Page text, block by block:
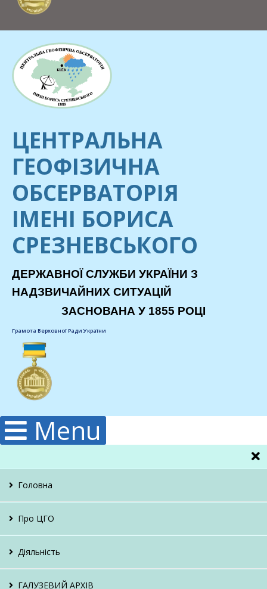
ЦЕНТРАЛЬНА
ГЕОФІЗИЧНА
ОБСЕРВАТОРІЯ
ІМЕНІ БОРИСА
СРЕЗНЕВСЬКОГО
ДЕРЖАВНОЇ СЛУЖБИ УКРАЇНИ З
НАДЗВИЧАЙНИХ СИТУАЦІЙ
ЗАСНОВАНА У 1855 РОЦІ
Грамота Верховної Ради України
Menu
Головна
Про ЦГО
Керівництво
Структура
Діяльність
Гідрологічна
ГАЛУЗЕВИЙ АРХІВ